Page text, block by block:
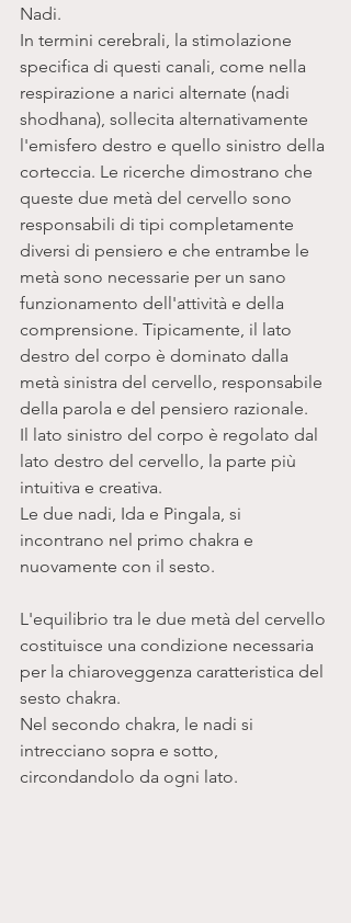
Nadi.
In termini cerebrali, la stimolazione
specifica di questi canali, come nella
respirazione a narici alternate (nadi
shodhana), sollecita alternativamente
l'emisfero destro e quello sinistro della
corteccia. Le ricerche dimostrano che
queste due metà del cervello sono
responsabili di tipi completamente
diversi di pensiero e che entrambe le
metà sono necessarie per un sano
funzionamento dell'attività e della
comprensione. Tipicamente, il lato
destro del corpo è dominato dalla
metà sinistra del cervello, responsabile
della parola e del pensiero razionale.
Il lato sinistro del corpo è regolato dal
lato destro del cervello, la parte più
intuitiva e creativa.
Le due nadi, Ida e Pingala, si
incontrano nel primo chakra e
nuovamente con il sesto.
L'equilibrio tra le due metà del cervello
costituisce una condizione necessaria
per la chiaroveggenza caratteristica del
sesto chakra.
Nel secondo chakra, le nadi si
intrecciano sopra e sotto,
circondandolo da ogni lato.